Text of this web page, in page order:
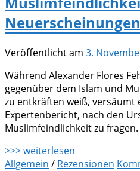
Neuerscheinungen
Veröffentlicht am 3.
Während Alexander Flores
gegenüber dem Islam und
zu entkräften weiß, versäumt
Expertenbericht, nach den
Muslimfeindlichkeit zu
>>> weiterlesen
Allgemein / Rezensionen